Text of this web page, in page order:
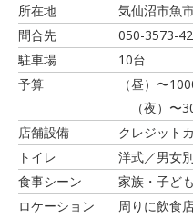
所在地
気仙沼市魚
問合先
050-3573-
駐車場
10台
予算
（昼）〜
（夜）〜
店舗設備
クレジット
トイレ
洋式／男女
食事シーン
家族・子ど
ロケーション
周りに飲食